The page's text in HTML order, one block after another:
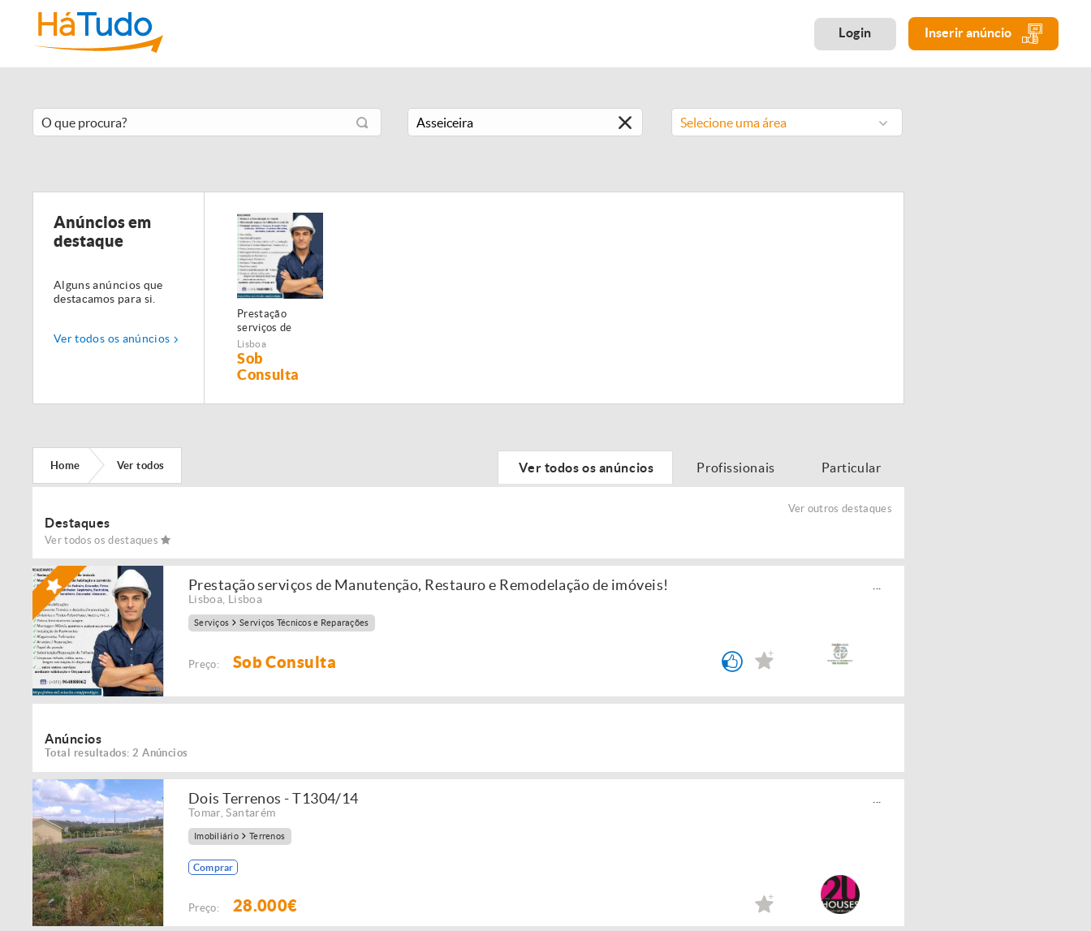
Login Inserir anúncio
Selecione uma área
Anúncios em
destaque
Alguns anúncios que
destacamos para si.
Ver todos os anúncios
Prestação
serviços de
Manutenção,
Restauro e
Remodelação de
imóveis!
Lisboa
Sob
Consulta
Home Ver todos Ver todos os anúncios Profissionais Particular
Ver outros destaques
Destaques
Ver todos os destaques
Prestação serviços de Manutenção, Restauro e Remodelação de imóveis!
Lisboa Lisboa
Serviços Serviços Técnicos e Reparações
Preço: Sob Consulta
Anúncios
Total resultados: 2 Anúncios
Dois Terrenos - T1304/14
Tomar,Santarém
Imobiliário Terrenos
Comprar
Preço: 28.000€